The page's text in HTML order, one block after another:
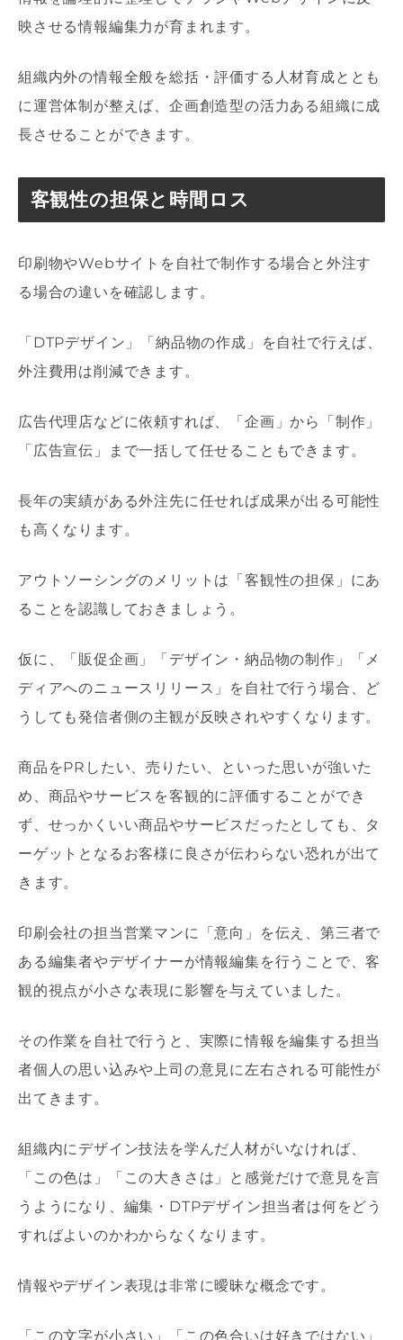
映させる情報編集力が育まれます。
組織内外の情報全般を総括・評価する人材育成ととも
に運営体制が整えば、企画創造型の活力ある組織に成
長させることができます。
客観性の担保と時間ロス
印刷物やWebサイトを自社で制作する場合と外注す
る場合の違いを確認します。
「DTPデザイン」「納品物の作成」を自社で行えば、
外注費用は削減できます。
広告代理店などに依頼すれば、「企画」から「制作」
「広告宣伝」まで一括して任せることもできます。
長年の実績がある外注先に任せれば成果が出る可能性
も高くなります。
アウトソーシングのメリットは「客観性の担保」にあ
ることを認識しておきましょう。
仮に、「販促企画」「デザイン・納品物の制作」「メ
ディアへのニュースリリース」を自社で行う場合、ど
うしても発信者側の主観が反映されやすくなります。
商品をPRしたい、売りたい、といった思いが強いた
め、商品やサービスを客観的に評価することができ
ず、せっかくいい商品やサービスだったとしても、タ
ーゲットとなるお客様に良さが伝わらない恐れが出て
きます。
印刷会社の担当営業マンに「意向」を伝え、第三者で
ある編集者やデザイナーが情報編集を行うことで、客
観的視点が小さな表現に影響を与えていました。
その作業を自社で行うと、実際に情報を編集する担当
者個人の思い込みや上司の意見に左右される可能性が
出てきます。
組織内にデザイン技法を学んだ人材がいなければ、
「この色は」「この大きさは」と感覚だけで意見を言
うようになり、編集・DTPデザイン担当者は何をどう
すればよいのかわからなくなります。
情報やデザイン表現は非常に曖昧な概念です。
「この文字が小さい」「この色合いは好きではない」